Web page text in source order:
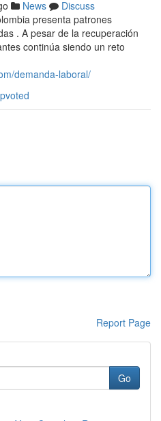
News
Discuss
presenta patrones
. A pesar de la recuperación
continúa siendo un reto
demanda-laboral/
Report Page
Go